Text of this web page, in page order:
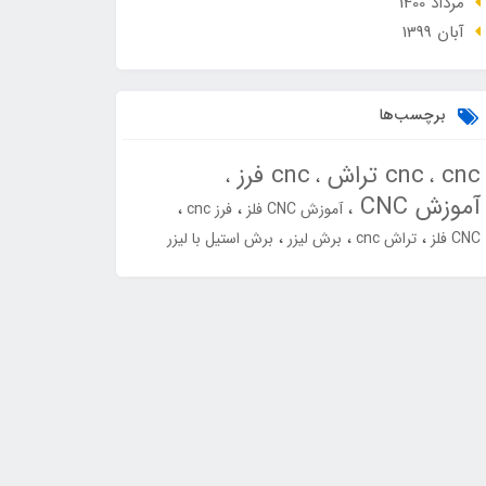
آبان 1399
برچسب‌ها
cnc cnc تراش
cnc فرز
آموزش CNC
آموزش CNC فلز
فرز cnc
CNC فلز
تراش cnc برش لیزر برش استیل با لیزر